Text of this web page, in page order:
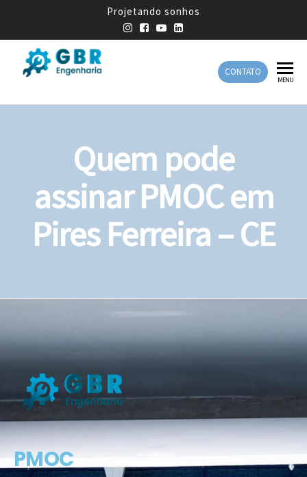
Projetando sonhos
Engenharia
Engenharia
CONTATO
MENU
Quem pode
assinar PMOC em
Pires Ferreira – CE
PMOC